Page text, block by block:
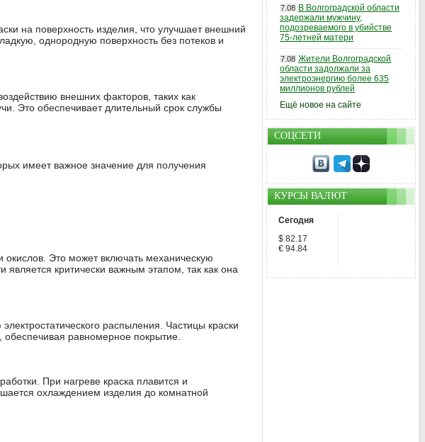
на поверхность изделия, что улучшает внешний
однородную поверхность без потеков и
внешних факторов, таких как
Это обеспечивает длительный срок службы
имеет важное значение для получения
окислов. Это может включать механическую
является критически важным этапом, так как она
распыления. Частицы краски
обеспечивая равномерное покрытие.
При нагреве краска плавится и
охлаждением изделия до комнатной
7.08 В Волгоградской области
задержали мужчину,
подозреваемого в убийстве
75-летней матери
7.08 Жители Волгоградской
области задолжали за
электроэнергию более 635
миллионов рублей
Ещё новое на сайте
СОЦСЕТИ
КУРСЫ ВАЛЮТ
Сегодня
$ 82.17
€ 94.84